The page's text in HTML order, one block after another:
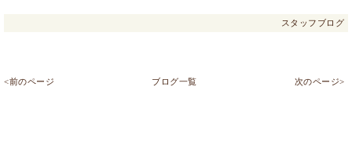
スタッフブログ
<前のページ ブログ一覧 次のページ>